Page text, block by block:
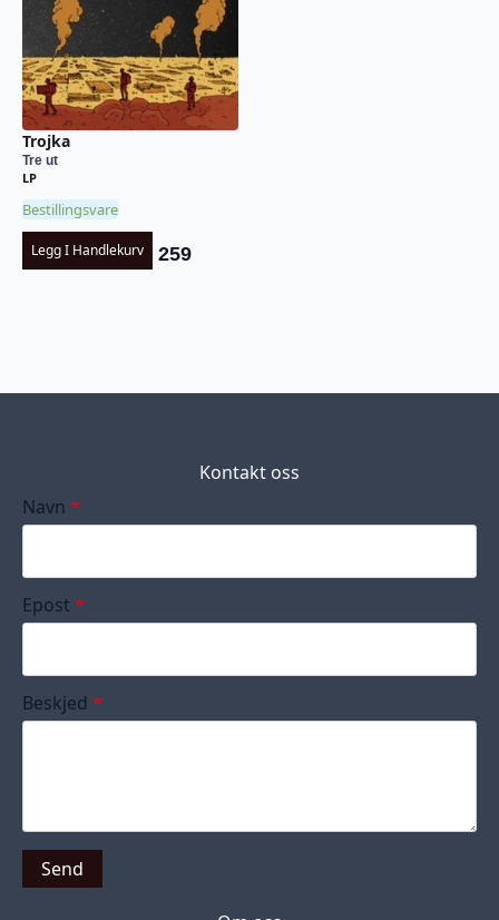
Trojka
Tre ut
LP
Bestillingsvare
Legg I Handlekurv 259
Kontakt oss
Navn *
Epost *
Beskjed *
Send